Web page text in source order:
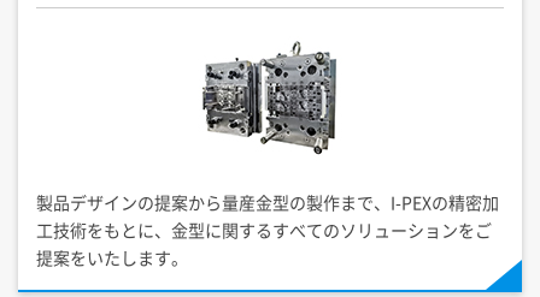
製品デザインの提案から量産金型の製作まで、 I-PEXの精密加
工技術をもとに、金型に関するすべてのソリューションをご
提案をいたします。